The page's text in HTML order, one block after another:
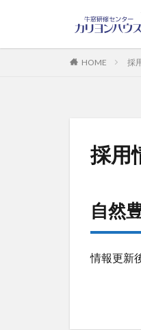
HOME 採
採用
自然
情報更新